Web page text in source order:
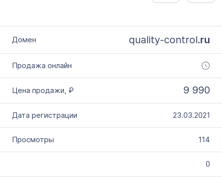
quality-control.ru
9 990
23.03.2021
114
0